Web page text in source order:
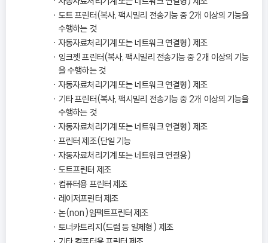
도트 프린터(복사, 팩시밀리 전송기능 중 2개 이상의 기능을
수행하는 것
자동자료처리기계 또는 네트워크 연결형) 제조
잉크젯 프린터(복사, 팩시밀리 전송기능 중 2개 이상의 기능
을 수행하는 것
자동자료처리기계 또는 네트워크 연결형) 제조
기타 프린터(복사, 팩시밀리 전송기능 중 2개 이상의 기능을
수행하는 것
자동자료처리기계 또는 네트워크 연결형) 제조
프린터 제조(단일 기능
자동자료처리기계 또는 네트워크 연결용)
도트프린터 제조
컴퓨터용 프린터 제조
레이저프린터 제조
논(non)임팩트프린터 제조
토너카트리지(드럼 등 일체형) 제조